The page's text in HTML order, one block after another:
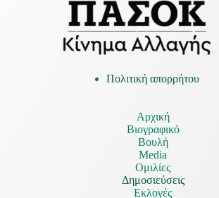
Πολιτική απορρήτου
Αρχική
Βιογραφικό
Βουλή
Media
Ομιλίες
Δημοσιεύσεις
Εκλογές